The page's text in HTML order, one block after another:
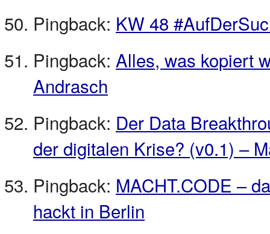
Pingback: KW 48
Pingback: Alles, was kopiert
Andrasch
Pingback: Der Data
der digitalen Krise? (v0.1) –
Pingback: MACHT.CODE –
hackt in Berlin